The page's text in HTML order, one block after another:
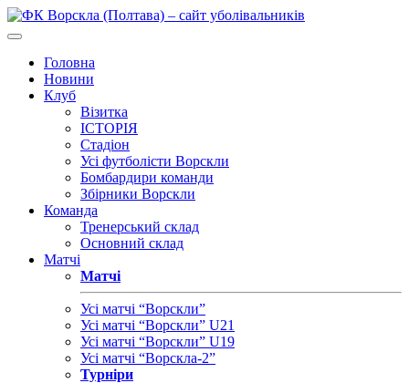
Головна
Новини
Клуб
Візитка
ІСТОРІЯ
Стадіон
Усі футболісти Ворскли
Бомбардири команди
Збірники Ворскли
Команда
Тренерський склад
Основний склад
Матчі
Матчі
Усі матчі “Ворскли”
Усі матчі “Ворскли” U21
Усі матчі “Ворскли” U19
Усі матчі “Ворскла-2”
Турніри